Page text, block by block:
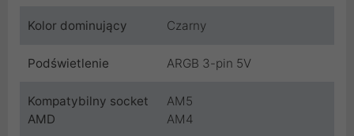
Kolor dominujący Czarny
Podświetlenie ARGB 3-pin 5V
Kompatybilny socket
AMD
AM5
AM4